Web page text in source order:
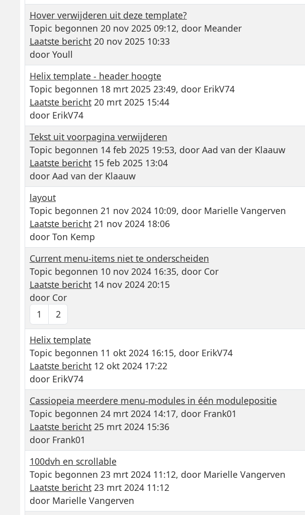
Hover verwijderen uit deze template?
Topic begonnen 20 nov 2025 09:12, door Meander
Laatste bericht20 nov 2025 10:33
door Youll
Helix template - header hoogte
Topic begonnen 18 mrt 2025 23:49, door ErikV74
Laatste bericht20 mrt 2025 15:44
door ErikV74
Tekst uit voorpagina verwijderen
Topic begonnen 14 feb 2025 19:53, door Aad van der Klaauw
Laatste bericht15 feb 2025 13:04
door Aad van der Klaauw
layout
Topic begonnen 21 nov 2024 10:09, door Marielle Vangerven
Laatste bericht21 nov 2024 18:06
door Ton Kemp
Current menu-items niet te onderscheiden
Topic begonnen 10 nov 2024 16:35, door Cor
Laatste bericht14 nov 2024 20:15
door Cor
1
2
Helix template
Topic begonnen 11 okt 2024 16:15, door ErikV74
Laatste bericht12 okt 2024 17:22
door ErikV74
Cassiopeia meerdere menu-modules in één modulepositie
Topic begonnen 24 mrt 2024 14:17, door Frank01
Laatste bericht25 mrt 2024 15:36
door Frank01
100dvh en scrollable
Topic begonnen 23 mrt 2024 11:12, door Marielle Vangerven
Laatste bericht23 mrt 2024 11:12
door Marielle Vangerven